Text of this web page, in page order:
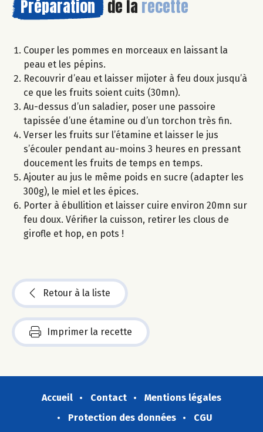
Préparation de la recette
Couper les pommes en morceaux en laissant la
peau et les pépins.
Recouvrir d’eau et laisser mijoter à feu doux jusqu’à
ce que les fruits soient cuits (30mn).
Au-dessus d’un saladier, poser une passoire
tapissée d’une étamine ou d’un torchon très fin.
Verser les fruits sur l’étamine et laisser le jus
s’écouler pendant au-moins 3 heures en pressant
doucement les fruits de temps en temps.
Ajouter au jus le même poids en sucre (adapter les
300g), le miel et les épices.
Porter à ébullition et laisser cuire environ 20mn sur
feu doux. Vérifier la cuisson, retirer les clous de
girofle et hop, en pots !
Retour à la liste
Imprimer la recette
Accueil Contact
Mentions légales
Protection des données
CGU